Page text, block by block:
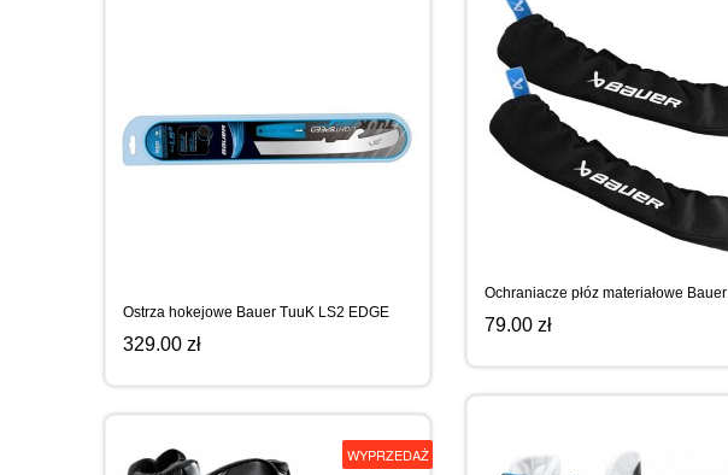
Ochraniacze płóz materiałowe Bauer
79.00 zł
Ostrza hokejowe Bauer TuuK LS2 EDGE
329.00 zł
WYPRZEDAŻ